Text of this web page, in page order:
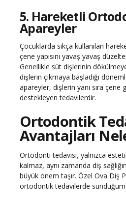
5. Hareketli
Apareyler
Çocuklarda sıkça kullanılan
çene yapısını yavaş yavaş
Genellikle süt dişlerinin
dişlerin çıkmaya başladığı
apareyler, dişlerin yanı sıra çene
destekleyen tedavilerdir.
Ortodontik
Avantajları
Ortodonti tedavisi, yalnızca
kalmaz, aynı zamanda diş
büyük önem taşır. Özel Ova Diş
ortodontik tedavilerde